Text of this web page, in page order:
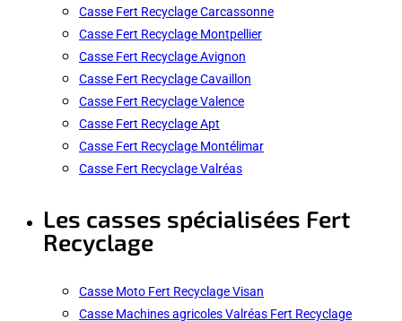
Casse Fert Recyclage Carcassonne
Casse Fert Recyclage Montpellier
Casse Fert Recyclage Avignon
Casse Fert Recyclage Cavaillon
Casse Fert Recyclage Valence
Casse Fert Recyclage Apt
Casse Fert Recyclage Montélimar
Casse Fert Recyclage Valréas
Les casses spécialisées Fert
Recyclage
Casse Moto Fert Recyclage Visan
Casse Machines agricoles Valréas Fert Recyclage